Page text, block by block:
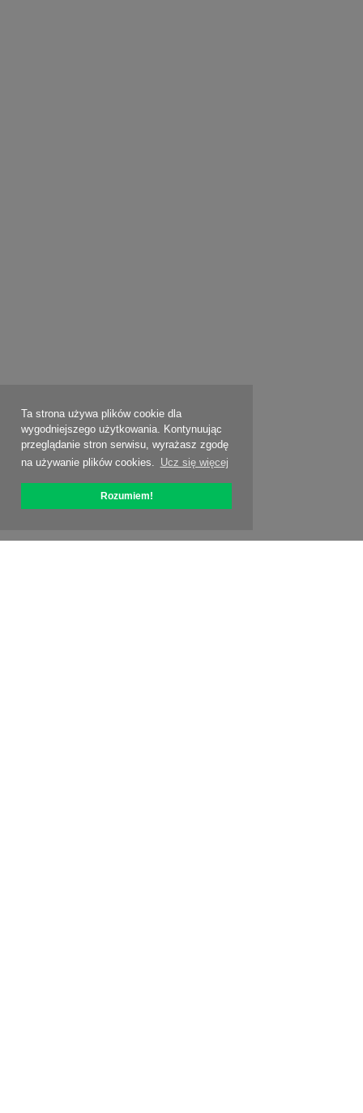
Ta strona używa plików cookie dla
wygodniejszego użytkowania. Kontynuując
przeglądanie stron serwisu, wyrażasz zgodę
na używanie plików cookies. Ucz się więcej
Rozumiem!